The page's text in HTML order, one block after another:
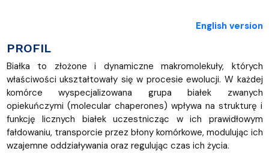
English version
PROFIL
Białka to złożone i dynamiczne makromolekuły, których
właściwości ukształtowały się w procesie ewolucji. W każdej
komórce wyspecjalizowana grupa białek zwanych
opiekuńczymi (molecular chaperones) wpływa na strukturę i
funkcję licznych białek uczestnicząc w ich prawidłowym
fałdowaniu, transporcie przez błony komórkowe, modulując ich
wzajemne oddziaływania oraz regulując czas ich życia.